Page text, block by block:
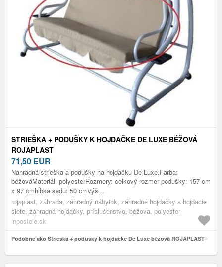
STRIEŠKA + PODUŠKY K HOJDAČKE DE LUXE BÉŽOVÁ
ROJAPLAST
71,50 EUR
Náhradná strieška a podušky na hojdačku De Luxe.Farba:
béžováMateriál: polyesterRozmery: celkový rozmer podušky: 157 cm
x 97 cmhĺbka sedu: 50 cmvýš...
rojaplast, záhrada, záhradný nábytok, záhradné hojdačky a hojdacie
siete, záhradná hojdačky, príslušenstvo, béžová, polyester
inpostele.sk
Podobne ako Strieška + podušky k hojdačke De Luxe béžová ROJAPLAST